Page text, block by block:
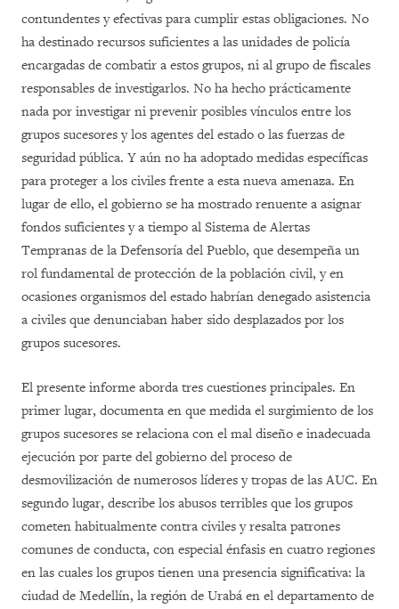
contundentes y efectivas para cumplir estas obligaciones. No
ha destinado recursos suficientes a las unidades de policía
encargadas de combatir a estos grupos, ni al grupo de fiscales
responsables de investigarlos. No ha hecho prácticamente
nada por investigar ni prevenir posibles vínculos entre los
grupos sucesores y los agentes del estado o las fuerzas de
seguridad pública. Y aún no ha adoptado medidas específicas
para proteger a los civiles frente a esta nueva amenaza. En
lugar de ello, el gobierno se ha mostrado renuente a asignar
fondos suficientes y a tiempo al Sistema de Alertas
Tempranas de la Defensoría del Pueblo, que desempeña un
rol fundamental de protección de la población civil, y en
ocasiones organismos del estado habrían denegado asistencia
a civiles que denunciaban haber sido desplazados por los
grupos sucesores.
El presente informe aborda tres cuestiones principales. En
primer lugar, documenta en que medida el surgimiento de los
grupos sucesores se relaciona con el mal diseño e inadecuada
ejecución por parte del gobierno del proceso de
desmovilización de numerosos líderes y tropas de las AUC. En
segundo lugar, describe los abusos terribles que los grupos
cometen habitualmente contra civiles y resalta patrones
comunes de conducta, con especial énfasis en cuatro regiones
en las cuales los grupos tienen una presencia significativa: la
ciudad de Medellín, la región de Urabá en el departamento de